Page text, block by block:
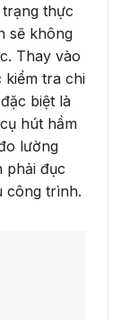
thực
sẽ không
Thay vào
kiểm tra chi
biệt là
hút hầm
lường
phải đục
công trình.